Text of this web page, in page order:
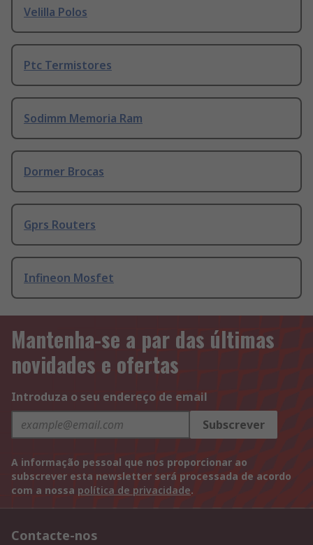
Velilla Polos
Ptc Termistores
Sodimm Memoria Ram
Dormer Brocas
Gprs Routers
Infineon Mosfet
Mantenha-se a par das últimas
novidades e ofertas
Introduza o seu endereço de email
Subscrever
A informação pessoal que nos proporcionar ao
subscrever esta newsletter será processada de acordo
com a nossa política de privacidade.
Contacte-nos